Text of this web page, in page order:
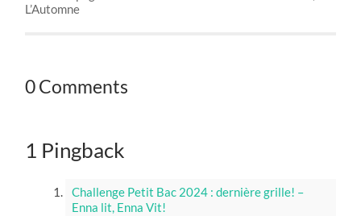
L’Automne
0 Comments
1 Pingback
Challenge Petit Bac 2024 : dernière grille! –
Enna lit, Enna Vit!